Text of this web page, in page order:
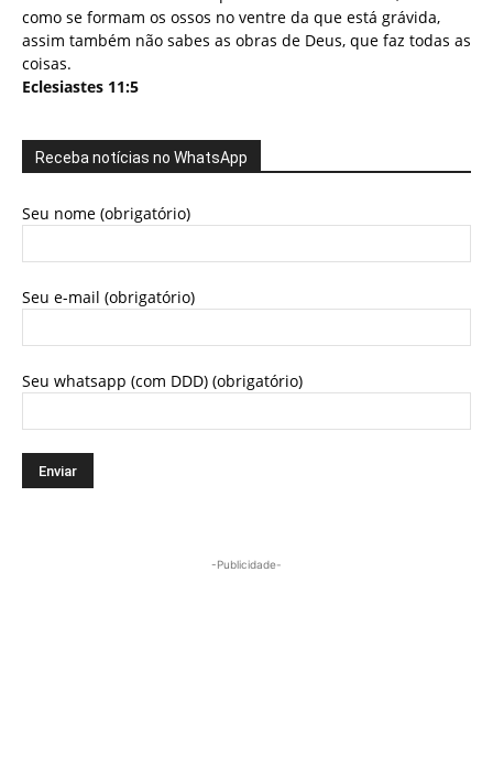
como se formam os ossos no ventre da que está grávida,
assim também não sabes as obras de Deus, que faz todas as
coisas.
Eclesiastes 11:5
Receba notícias no WhatsApp
Seu nome (obrigatório)
Seu e-mail (obrigatório)
Seu whatsapp (com DDD) (obrigatório)
-Publicidade-